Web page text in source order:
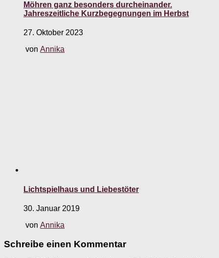
Möhren ganz besonders durcheinander.
Jahreszeitliche Kurzbegegnungen im Herbst
27. Oktober 2023
von Annika
Lichtspielhaus und Liebestöter
30. Januar 2019
von Annika
Schreibe einen Kommentar